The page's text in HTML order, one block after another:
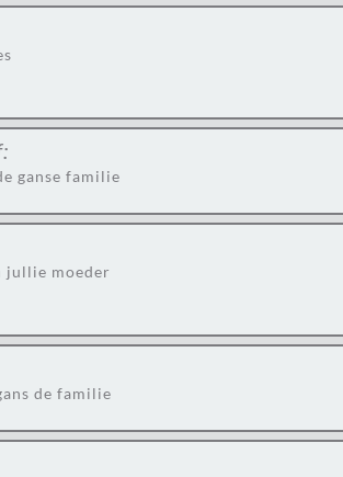
ganse familie
jullie moeder
de familie